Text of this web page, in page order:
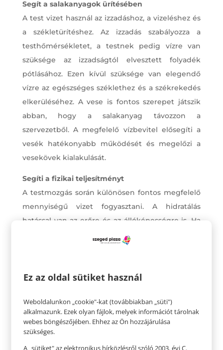
Segít a salakanyagok ürítésében
A test vizet használ az izzadáshoz, a vizeléshez és
a székletürítéshez. Az izzadás szabályozza a
testhőmérsékletet, a testnek pedig vízre van
szüksége az izzadságtól elvesztett folyadék
pótlásához. Ezen kívül szüksége van elegendő
vízre az egészséges széklethez és a székrekedés
elkerüléséhez. A vese is fontos szerepet játszik
abban, hogy a salakanyag távozzon a
szervezetből. A megfelelő vízbevitel elősegíti a
vesék hatékonyabb működését és megelőzi a
vesekövek kialakulását.
Segíti a fizikai teljesítményt
A testmozgás során különösen fontos megfelelő
mennyiségű vizet fogyasztani. A hidratálás
hatással van az erőre és az állóképességre is. Ha
kellő víz nélkül mozogsz, csökkenhet a
vérnyomásod, elszédülhetsz, idő előtt
veszélyesen megemelkedhet. A rendkívüli
mennyiségű víz fogyasztásával mindez
elkerülhető, és optimális teljesítményt
eredményez.
Ez az oldal sütiket használ
Weboldalunkon „cookie"-kat (továbbiakban „süti")
alkalmazunk. Ezek olyan fájlok, melyek információt tárolnak
webes böngészőjében. Ehhez az Ön hozzájárulása
szükséges.
A „sütiket" az elektronikus hírközlésről szóló 2003. évi C.